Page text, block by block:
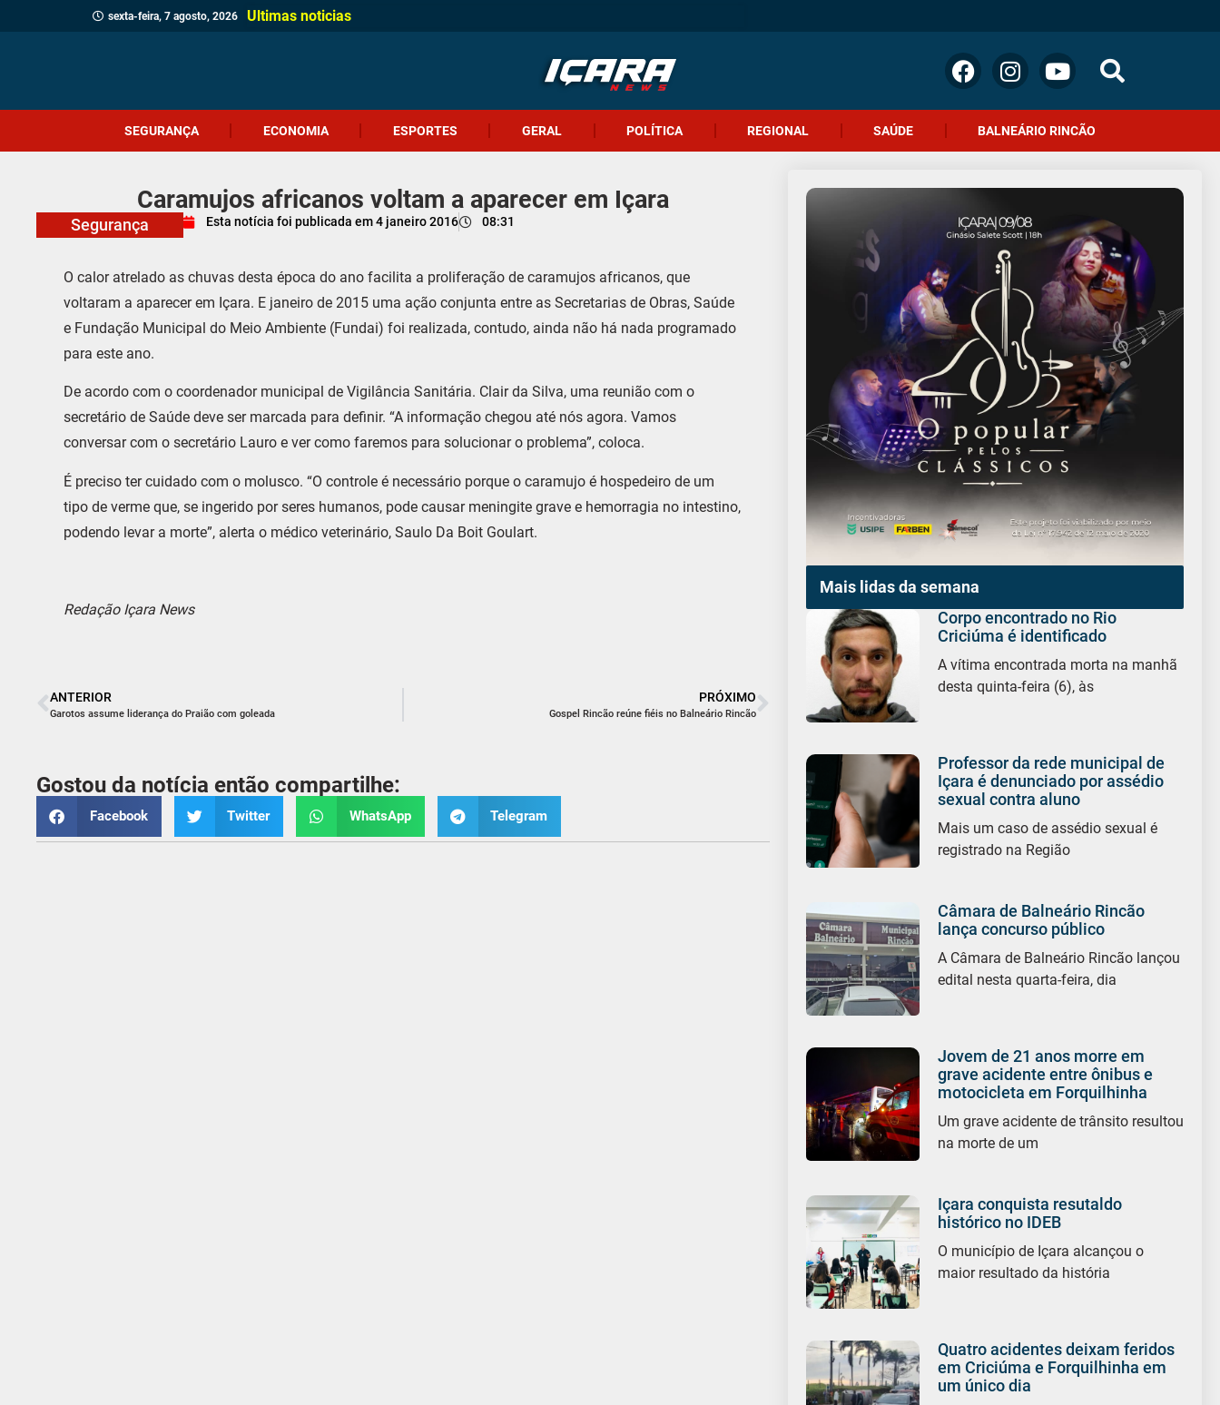
sexta-feira, 7 agosto, 2026 Ultimas noticias
SEGURANÇA ECONOMIA ESPORTES GERAL POLÍTICA REGIONAL SAÚDE BALNEÁRIO RINCÃO
Caramujos africanos voltam a aparecer em Içara
Segurança Esta notícia foi publicada em 4 janeiro 2016 08:31
O calor atrelado as chuvas desta época do ano facilita a proliferação de caramujos africanos, que
voltaram a aparecer em Içara. E janeiro de 2015 uma ação conjunta entre as Secretarias de Obras, Saúde
e Fundação Municipal do Meio Ambiente (Fundai) foi realizada, contudo, ainda não há nada programado
para este ano.
De acordo com o coordenador municipal de Vigilância Sanitária. Clair da Silva, uma reunião com o
secretário de Saúde deve ser marcada para definir. “A informação chegou até nós agora. Vamos
conversar com o secretário Lauro e ver como faremos para solucionar o problema”, coloca.
É preciso ter cuidado com o molusco. “O controle é necessário porque o caramujo é hospedeiro de um
tipo de verme que, se ingerido por seres humanos, pode causar meningite grave e hemorragia no intestino,
podendo levar a morte”, alerta o médico veterinário, Saulo Da Boit Goulart.
Redação Içara News
ANTERIOR
Garotos assume liderança do Praião com goleada
PRÓXIMO
Gospel Rincão reúne fiéis no Balneário Rincão
Gostou da notícia então compartilhe:
Facebook Twitter WhatsApp Telegram
Mais lidas da semana
Corpo encontrado no Rio
Criciúma é identificado
A vítima encontrada morta na manhã
desta quinta-feira (6), às
Professor da rede municipal de
Içara é denunciado por assédio
sexual contra aluno
Mais um caso de assédio sexual é
registrado na Região
Câmara de Balneário Rincão
lança concurso público
A Câmara de Balneário Rincão lançou
edital nesta quarta-feira, dia
Jovem de 21 anos morre em
grave acidente entre ônibus e
motocicleta em Forquilhinha
Um grave acidente de trânsito resultou
na morte de um
Içara conquista resutaldo
histórico no IDEB
O município de Içara alcançou o
maior resultado da história
Quatro acidentes deixam feridos
em Criciúma e Forquilhinha em
um único dia